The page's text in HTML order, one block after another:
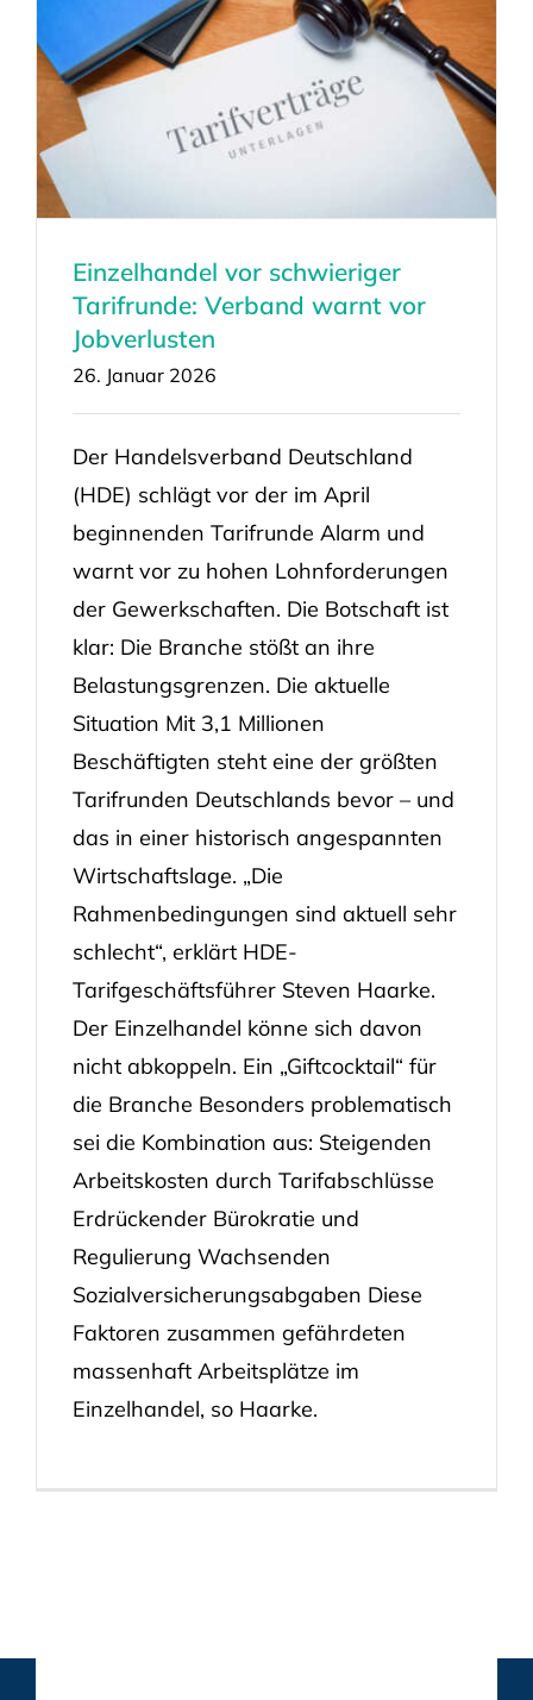
Einzelhandel vor schwieriger
Tarifrunde: Verband warnt vor
Jobverlusten
26. Januar 2026
Der Handelsverband Deutschland
(HDE) schlägt vor der im April
beginnenden Tarifrunde Alarm und
warnt vor zu hohen Lohnforderungen
der Gewerkschaften. Die Botschaft ist
klar: Die Branche stößt an ihre
Belastungsgrenzen. Die aktuelle
Situation Mit 3,1 Millionen
Beschäftigten steht eine der größten
Tarifrunden Deutschlands bevor – und
das in einer historisch angespannten
Wirtschaftslage. „Die
Rahmenbedingungen sind aktuell sehr
schlecht“, erklärt HDE-
Tarifgeschäftsführer Steven Haarke.
Der Einzelhandel könne sich davon
nicht abkoppeln. Ein „Giftcocktail“ für
die Branche Besonders problematisch
sei die Kombination aus: Steigenden
Arbeitskosten durch Tarifabschlüsse
Erdrückender Bürokratie und
Regulierung Wachsenden
Sozialversicherungsabgaben Diese
Faktoren zusammen gefährdeten
massenhaft Arbeitsplätze im
Einzelhandel, so Haarke.